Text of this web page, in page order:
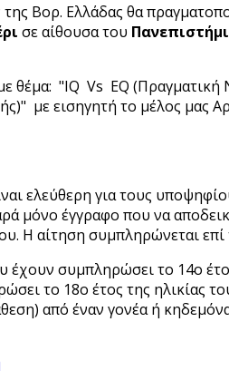
Βορ. Ελλάδας θα
σε αίθουσα του
θέμα: "IQ Vs EQ
με εισηγητή το μέλος μας
ελεύθερη για τους
μόνο έγγραφο που να
Η αίτηση συμπληρώνεται επί
συμπληρώσει το 14ο
το 18ο έτος της ηλικίας
από έναν γονέα ή